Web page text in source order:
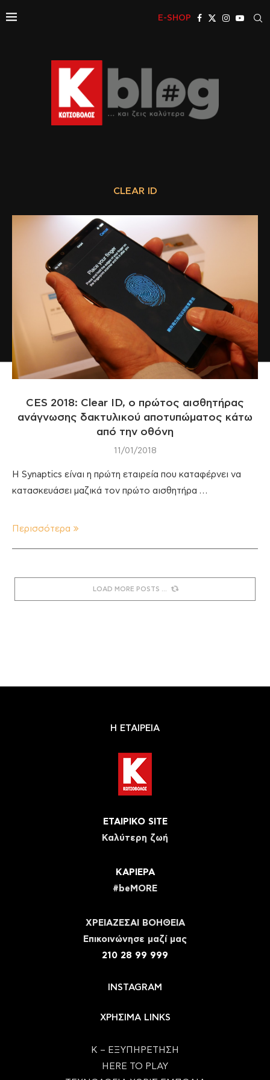
E-SHOP
CLEAR ID
CES 2018: Clear ID, ο πρώτος αισθητήρας
ανάγνωσης δακτυλικού αποτυπώματος κάτω
από την οθόνη
11/01/2018
Η Synaptics είναι η πρώτη εταιρεία που καταφέρνει να
κατασκευάσει μαζικά τον πρώτο αισθητήρα …
Περισσότερα
LOAD MORE POSTS
Η ΕΤΑΙΡΕΙΑ
ΕΤΑΙΡΙΚΟ SITE
Καλύτερη ζωή
ΚΑΡΙΕΡΑ
#beMORE
ΧΡΕΙΑΖΕΣΑΙ ΒΟΗΘΕΙΑ
Eπικοινώνησε μαζί μας
210 28 99 999
INSTAGRAM
ΧΡΗΣΙΜΑ LINKS
Κ – ΕΞΥΠΗΡΕΤΗΣΗ
HERE TO PLAY